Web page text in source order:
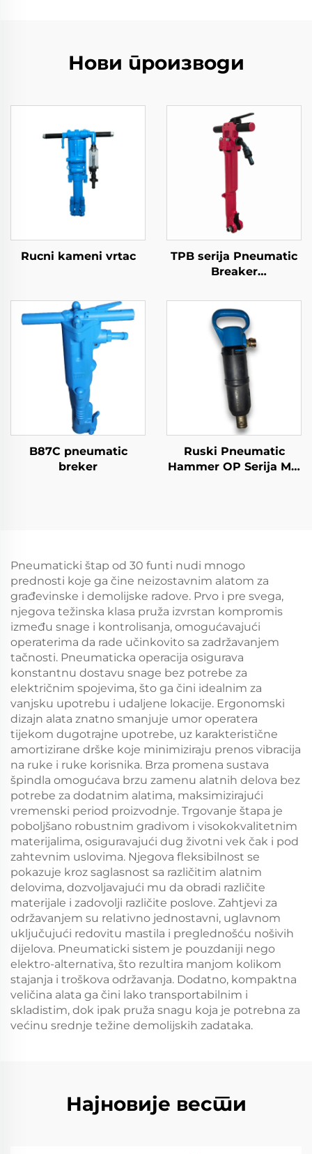
Нови производи
Rucni kameni vrtac
TPB serija Pneumatic
Breaker
Paving Breaker
B87C pneumatic
breker
Ruski Pneumatic
Hammer OP Serija MO
Pneumaticki štap od 30 funti nudi mnogo
prednosti koje ga čine neizostavnim alatom za
građevinske i demolijske radove. Prvo i pre svega,
njegova težinska klasa pruža izvrstan kompromis
između snage i kontrolisanja, omogućavajući
operaterima da rade učinkovito sa zadržavanjem
tačnosti. Pneumaticka operacija osigurava
konstantnu dostavu snage bez potrebe za
električnim spojevima, što ga čini idealnim za
vanjsku upotrebu i udaljene lokacije. Ergonomski
dizajn alata znatno smanjuje umor operatera
tijekom dugotrajne upotrebe, uz karakteristične
amortizirane drške koje minimiziraju prenos vibracija
na ruke i ruke korisnika. Brza promena sustava
špindla omogućava brzu zamenu alatnih delova bez
potrebe za dodatnim alatima, maksimizirajući
vremenski period proizvodnje. Trgovanje štapa je
poboljšano robustnim gradivom i visokokvalitetnim
materijalima, osiguravajući dug životni vek čak i pod
zahtevnim uslovima. Njegova fleksibilnost se
pokazuje kroz saglasnost sa različitim alatnim
delovima, dozvoljavajući mu da obradi različite
materijale i zadovolji različite poslove. Zahtjevi za
održavanjem su relativno jednostavni, uglavnom
uključujući redovitu mastila i preglednošću nošivih
dijelova. Pneumaticki sistem je pouzdaniji nego
elektro-alternativa, što rezultira manjom kolikom
stajanja i troškova održavanja. Dodatno, kompaktna
veličina alata ga čini lako transportabilnim i
skladistim, dok ipak pruža snagu koja je potrebna za
većinu srednje težine demolijskih zadataka.
Најновије вести